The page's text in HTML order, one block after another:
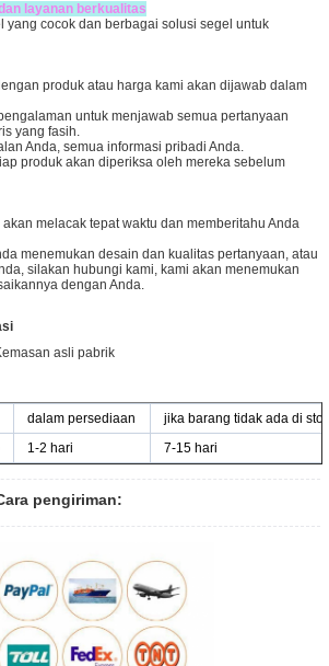
layanan berkualitas
yang cocok dan berbagai solusi segel untuk
produk atau harga kami akan dijawab dalam
untuk menjawab semua pertanyaan
yang fasih.
Anda, semua informasi pribadi Anda.
produk akan diperiksa oleh mereka sebelum
melacak tepat waktu dan memberitahu Anda
menemukan desain dan kualitas pertanyaan, atau
silakan hubungi kami, kami akan menemukan
dengan Anda.
asli pabrik
dalam persediaan
jika barang tidak ada di
1-2 hari 7-15 hari
pengiriman: